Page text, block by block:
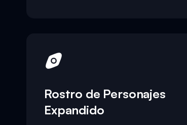
Rostro de Personajes
Expandido